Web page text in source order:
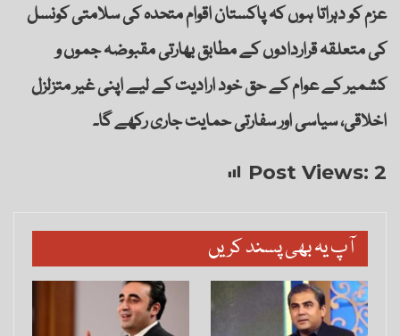
عزم کو دہراتا ہوں کہ پاکستان اقوام متحدہ کی سلامتی کونسل
کی متعلقہ قراردادوں کے مطابق بھارتی مقبوضہ جموں و
کشمیر کے عوام کے حق خود ارادیت کے لیے اپنی غیر متزلزل
اخلاقی، سیاسی اور سفارتی حمایت جاری رکھے گا۔
Post Views: 2
آپ یہ بھی پسند کریں